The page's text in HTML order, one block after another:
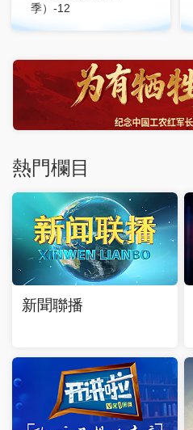
季）-12
熱門欄目
新聞聯播